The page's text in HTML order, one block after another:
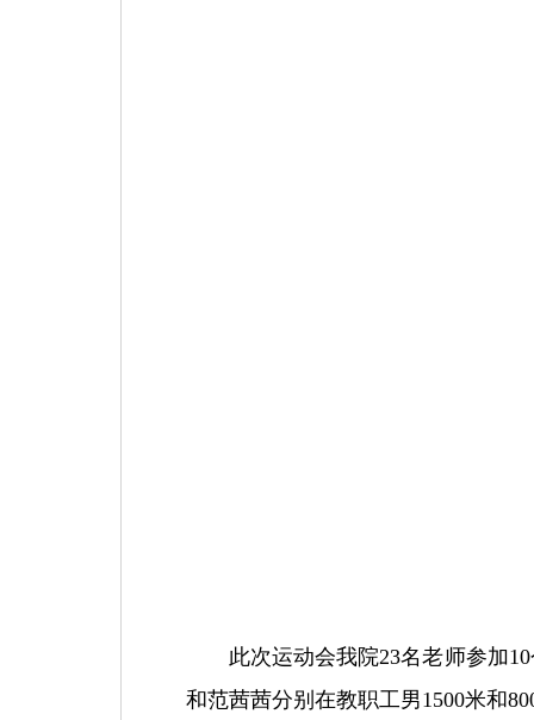
此次运动会我院23名老师参加10
和范茜茜分别在教职工男1500米和